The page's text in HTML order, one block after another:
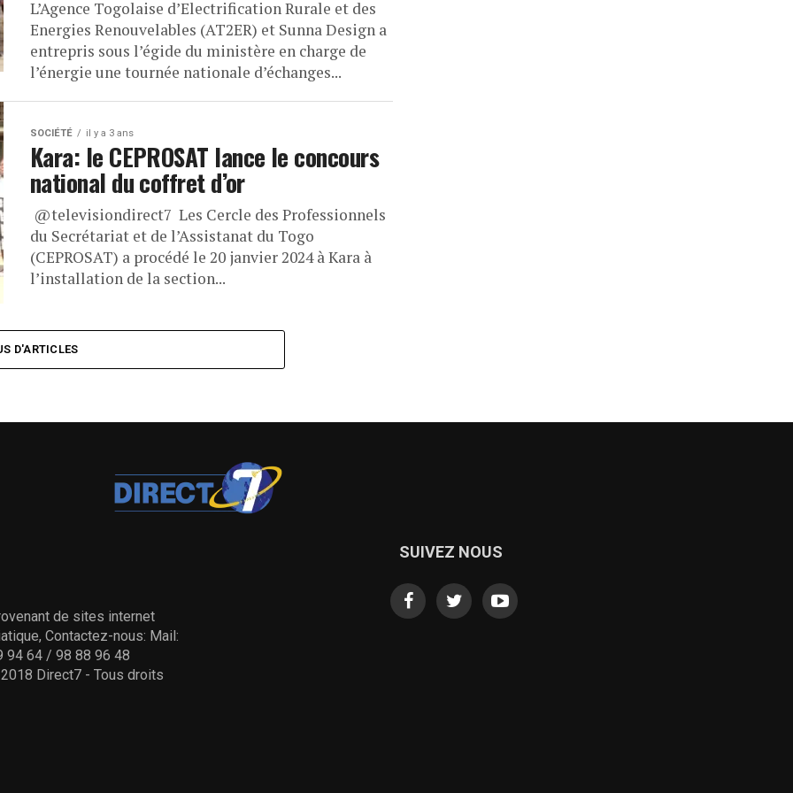
L’Agence Togolaise d’Electrification Rurale et des
Energies Renouvelables (AT2ER) et Sunna Design a
entrepris sous l’égide du ministère en charge de
l’énergie une tournée nationale d’échanges...
SOCIÉTÉ il y a 3 ans
Kara: le CEPROSAT lance le concours
national du coffret d’or
@televisiondirect7 Les Cercle des Professionnels
du Secrétariat et de l’Assistanat du Togo
(CEPROSAT) a procédé le 20 janvier 2024 à Kara à
l’installation de la section...
D'ARTICLES
de sites internet
Contactez-nous: Mail:
94 64 / 98 88 96 48
Direct7 - Tous droits
SUIVEZ NOUS